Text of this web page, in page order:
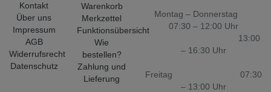
Kontakt
Über uns
Impressum
AGB
Widerrufsrecht
Datenschutz
Warenkorb
Merkzettel
Funktionsübersicht
Wie
bestellen?
Zahlung und
Lieferung
Montag – Donnerstag
07:30 – 12:00 Uhr
13:00
– 16:30 Uhr
Freitag 07:30
– 13:00 Uhr